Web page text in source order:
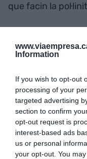
Information
If you wish to opt-out
processing of your
targeted advertising
section to confirm
opt-out request is
interest-based ads
us or personal
your opt-out. You
que facin la
De set a nou
dels fruits
beines s'han de
temps i treball:
embolicar-les
dies fins que
any. Es
ma per produir